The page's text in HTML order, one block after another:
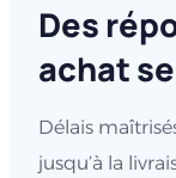
Des
achat
Délais
jusqu’à la